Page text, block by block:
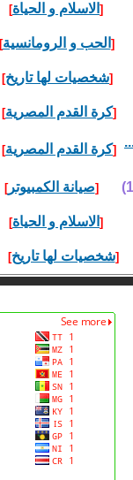
[ الاسلام و الحياة]
[ الحب و الرومانسية]
[شخصيات لها تاريخ]
[كرة القدم المصرية]
[كرة القدم المصرية]
[صيانة الكمبيوتر]
[ الاسلام و الحياة]
[شخصيات لها تاريخ]